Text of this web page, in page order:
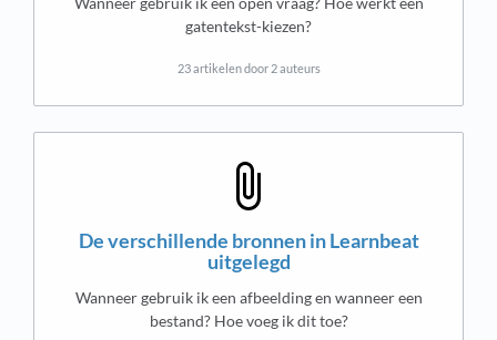
gatentekst-kiezen?
23 artikelen door 2 auteurs
De verschillende bronnen in Learnbeat
uitgelegd
Wanneer gebruik ik een afbeelding en wanneer een
bestand? Hoe voeg ik dit toe?